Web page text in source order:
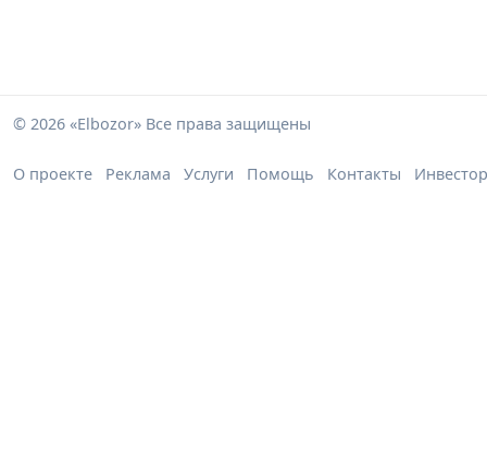
© 2026 «Elbozor» Все права защищены
О проекте Реклама Услуги Помощь Контакты